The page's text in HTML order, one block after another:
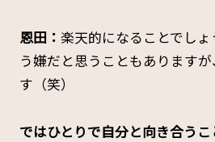
恩田： 楽天的になることでし
う嫌だと思うこともあります
す（笑）
――ではひとりで自分と向き合う